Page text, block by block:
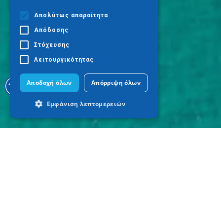
Απολύτως απαραίτητα
Απόδοσης
Στόχευσης
Λειτουργικότητας
Αποδοχή όλων Απόρριψη όλων
Εμφάνιση λεπτομερειών